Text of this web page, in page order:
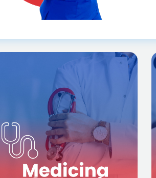
Se enfoca en la
diagnóstico y tratamiento
diversas enfermedades y
condiciones de salud. Los
médicos generales
proporcionan
cuidados
continuos
y coordinados a
pacientes de todas las edades,
abordando tanto problemas
agudos como crónicos.